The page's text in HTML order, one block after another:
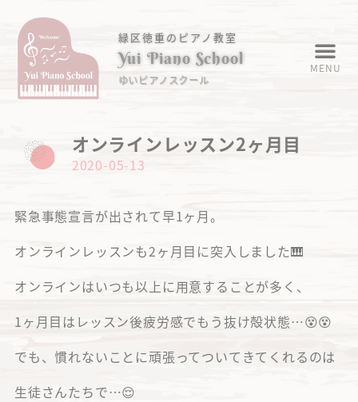
緑区徳重のピアノ教室
Yui Piano School
ゆいピアノスクール
MENU
オンラインレッスン2ヶ月目
2020-05-13
緊急事態宣言が出されて早1ヶ月。
オンラインレッスンも2ヶ月目に突入しました🎹
オンラインはいつも以上に用意することが多く、
1ヶ月目はレッスン後疲労感でもう抜け殻状態…😵😵
でも、慣れないことに頑張ってついてきてくれるのは
生徒さんたちで…😌